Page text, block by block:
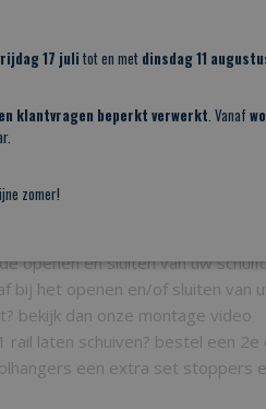
(afdekkap) in aluminiumkleur,
deuropening tot aan het plafond,
de achterzijde en laat deze
ook meteen afwerken.
dan de strakst gemeten maat
soft-open optioneel (aanbevolen),
openen en sluiten van uw
bij het openen en/of sluiten van
bekijk dan onze montage video
rail laten schuiven? bestel een
een extra set stoppers
17 julitot en met dinsdag 11
klantvragen beperkt verwerkt. Vanaf
zomer!